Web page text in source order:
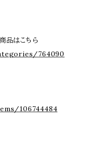
はこちら
764090
106744484